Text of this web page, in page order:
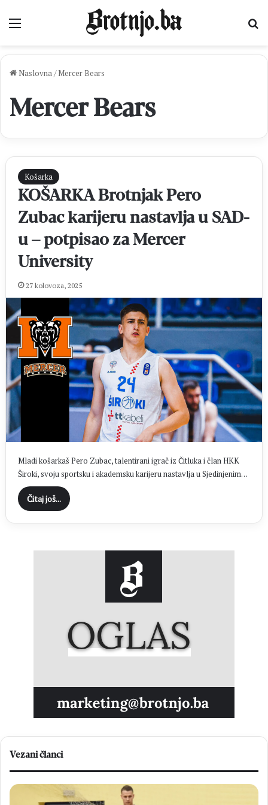
Naslovna/ Mercer Bears
Mercer Bears
Košarka
KOŠARKA Brotnjak Pero
Zubac karijeru nastavlja u SAD-
u – potpisao za Mercer
University
27 kolovoza, 2025
Mladi košarkaš Pero Zubac, talentirani igrač iz Čitluka i član HKK
Široki, svoju sportsku i akademsku karijeru nastavlja u Sjedinjenim…
Čitaj još...
Vezani članci
V